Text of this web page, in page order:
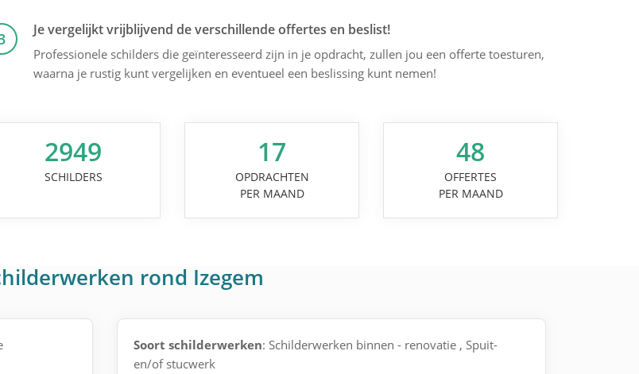
Je vergelijkt vrijblijvend de verschillende offertes en beslist!
Professionele schilders die geïnteresseerd zijn in je opdracht, zullen jou een offerte toesturen,
waarna je rustig kunt vergelijken en eventueel een beslissing kunt nemen!
2949
SCHILDERS
17
OPDRACHTEN
PER MAAND
48
OFFERTES
PER MAAND
rond Izegem
Soort schilderwerken: Schilderwerken binnen - renovatie , Spuit-
en/of stucwerk